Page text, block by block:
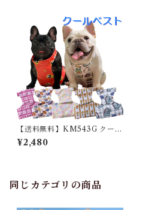
【送料無料】KM543G クール
ベスト 保冷剤ベスト 熱中症対
策 犬用 フレブル
¥2,480
同じカテゴリの商品